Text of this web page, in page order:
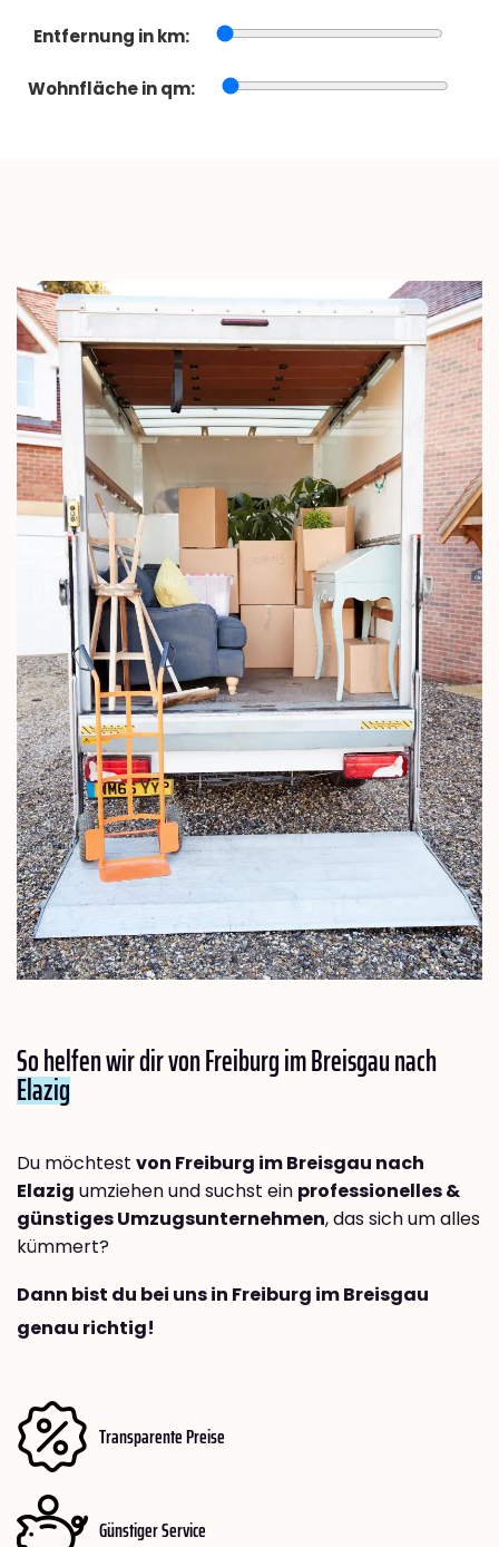
Entfernung in km:
Wohnfläche in qm:
So helfen wir dir von Freiburg im Breisgau nach
Elazig
Du möchtest von Freiburg im Breisgau nach
Elazig umziehen und suchst ein professionelles &
günstiges Umzugsunternehmen, das sich um alles
kümmert?
Dann bist du bei uns in Freiburg im Breisgau
genau richtig!
Transparente Preise
Günstiger Service